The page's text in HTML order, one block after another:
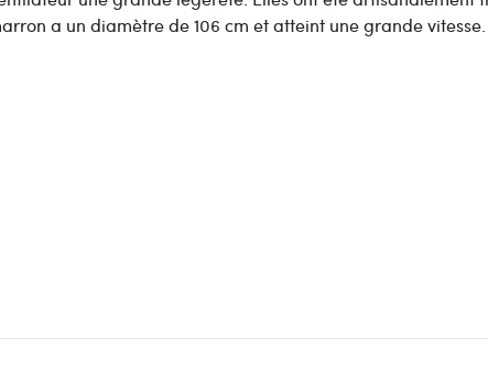
a un diamètre de 106 cm et atteint une grande vitesse.